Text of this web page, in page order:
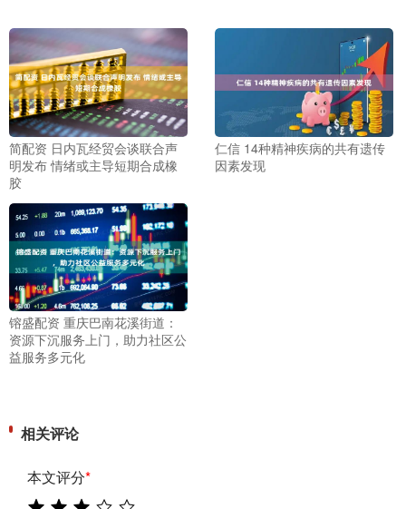
简配资 日内瓦经贸会谈联合声
明发布 情绪或主导短期合成橡
胶
仁信 14种精神疾病的共有遗传
因素发现
镕盛配资 重庆巴南花溪街道：
资源下沉服务上门，助力社区公
益服务多元化
相关评论
本文评分*